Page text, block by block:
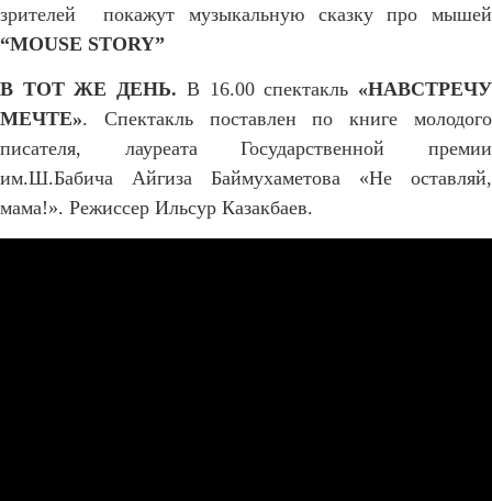
зрителей покажут музыкальную сказку про мышей
“MOUSE STORY”
В ТОТ ЖЕ ДЕНЬ. В 16.00 спектакль «НАВСТРЕЧУ
МЕЧТЕ». Спектакль поставлен по книге молодого
писателя, лауреата Государственной премии
им.Ш.Бабича Айгиза Баймухаметова «Не оставляй,
мама!». Режиссер Ильсур Казакбаев.